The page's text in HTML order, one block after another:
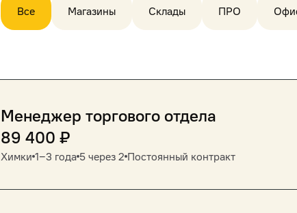
Все Магазины Склады ПРО
Менеджер торгового отдела
89 400 ₽
Химки 1‒3 года 5 через 2 Постоянный контракт